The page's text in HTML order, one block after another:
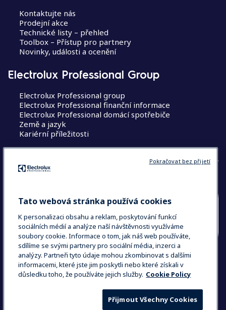
Kontaktujte nás
Prodejní akce
Technické listy – přehled
Toolbox – Přístup pro partnery
Novinky, události a ocenění
Electrolux Professional Group
Electrolux Professional group
Electrolux Professional finanční informace
Electrolux Professional domácí spotřebiče
Země a jazyk
Kariérní příležitosti
ZEMĚ A JAZYK
VAŠE VOLBA: ČESKÁ REPUBLIKA &
SLOVENSKÁ REPUBLIKA
Data Privacy Statement
Cookie Policy
Podmínky & Ustanovení
Tato webová stránka používá cookies
K personalizaci obsahu a reklam, poskytování funkcí
sociálních médií a analýze naší návštěvnosti využíváme
soubory cookie. Informace o tom, jak náš web používáte,
sdílíme se svými partnery pro sociální média, inzerci a
analýzy. Partneři tyto údaje mohou zkombinovat s dalšími
informacemi, které jste jim poskytli nebo které získali v
důsledku toho, že používáte jejich služby. Cookie Policy
Přijmout Všechny Cookies
Pokračovat bez přijetí